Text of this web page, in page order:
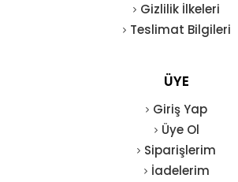
Gizlilik İlkeleri
Teslimat Bilgileri
ÜYE
Giriş Yap
Üye Ol
Siparişlerim
İadelerim